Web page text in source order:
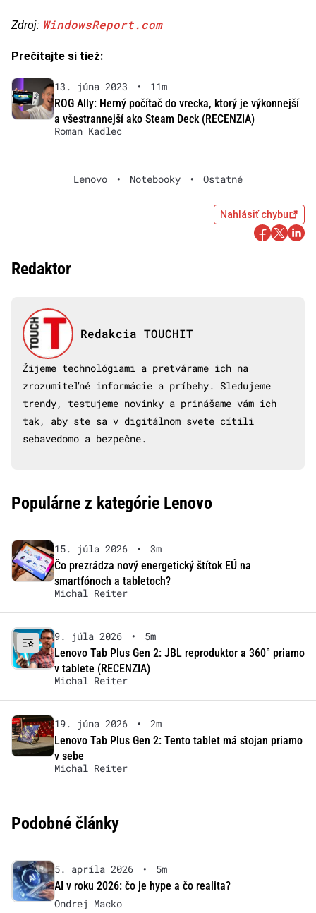
Zdroj: WindowsReport.com
Prečítajte si tiež:
13. júna 2023 •
11m
ROG Ally: Herný počítač do vrecka, ktorý je výkonnejší
a všestrannejší ako Steam Deck (RECENZIA)
Roman Kadlec
Lenovo • Notebooky • Ostatné
Nahlásiť chybu
Redaktor
Redakcia TOUCHIT
Žijeme technológiami a pretvárame ich na
zrozumiteľné informácie a príbehy. Sledujeme
trendy, testujeme novinky a prinášame vám ich
tak, aby ste sa v digitálnom svete cítili
sebavedomo a bezpečne.
Populárne z kategórie Lenovo
15. júla 2026 •
3m
Čo prezrádza nový energetický štítok EÚ na
smartfónoch a tabletoch?
Michal Reiter
9. júla 2026 •
5m
Lenovo Tab Plus Gen 2: JBL reproduktor a 360° priamo
v tablete (RECENZIA)
Michal Reiter
19. júna 2026 •
2m
Lenovo Tab Plus Gen 2: Tento tablet má stojan priamo
v sebe
Michal Reiter
Podobné články
5. apríla 2026 •
5m
AI v roku 2026: čo je hype a čo realita?
Ondrej Macko